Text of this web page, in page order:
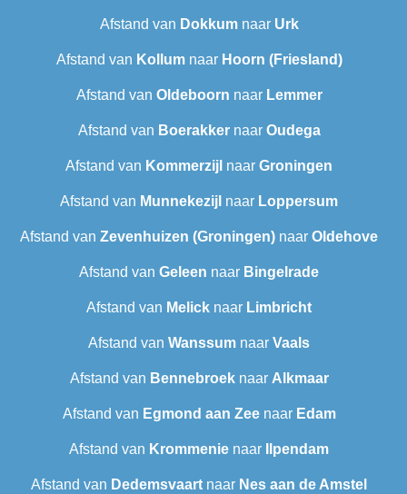
Afstand van Dokkumnaar Urk
Afstand van Kollumnaar Hoorn (Friesland)
Afstand van Oldeboorn naar Lemmer
Afstand van Boerakkernaar Oudega
Afstand van Kommerzijl naar Groningen
Afstand van Munnekezijl naar Loppersum
Afstand van Zevenhuizen (Groningen) naar Oldehove
Afstand van Geleen naar Bingelrade
Afstand van Melick naar Limbricht
Afstand van Wanssum naar Vaals
Afstand van Bennebroeknaar Alkmaar
Afstand van Egmond aan Zeenaar Edam
Afstand van Krommenie naar Ilpendam
Afstand van Dedemsvaart naar Nes aan de Amstel